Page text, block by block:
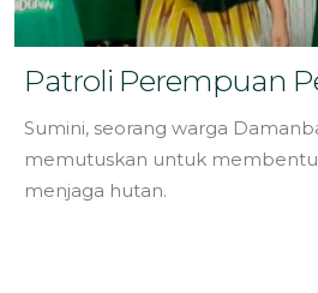
Patroli Perempuan
Sumini, seorang warga
memutuskan untuk
menjaga hutan.